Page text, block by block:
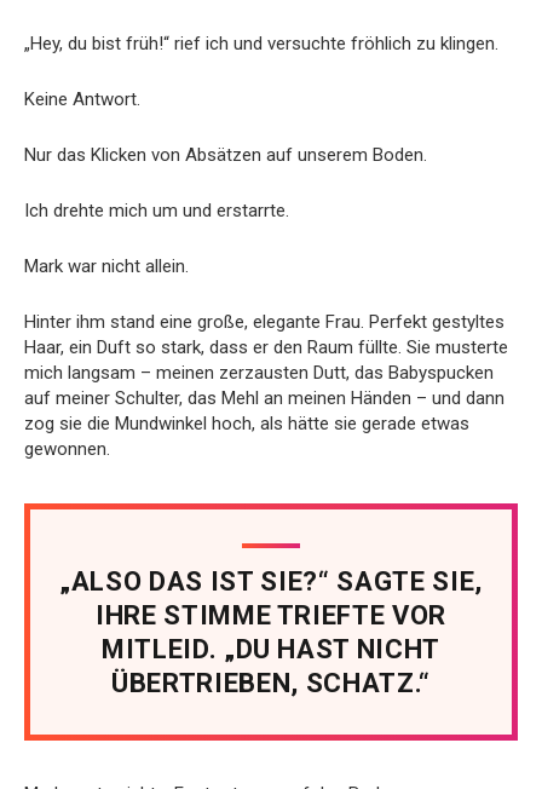
„Hey, du bist früh!“ rief ich und versuchte fröhlich zu klingen.
Keine Antwort.
Nur das Klicken von Absätzen auf unserem Boden.
Ich drehte mich um und erstarrte.
Mark war nicht allein.
Hinter ihm stand eine große, elegante Frau. Perfekt gestyltes
Haar, ein Duft so stark, dass er den Raum füllte. Sie musterte
mich langsam – meinen zerzausten Dutt, das Babyspucken
auf meiner Schulter, das Mehl an meinen Händen – und dann
zog sie die Mundwinkel hoch, als hätte sie gerade etwas
gewonnen.
„ALSO DAS IST SIE?“ SAGTE SIE,
IHRE STIMME TRIEFTE VOR
MITLEID. „DU HAST NICHT
ÜBERTRIEBEN, SCHATZ.“